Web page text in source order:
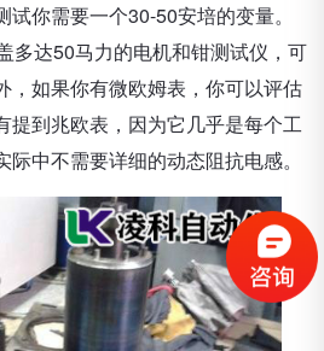
你需要一个30-50安培的变量。
多达50马力的电机和钳测试仪，可
，如果你有微欧姆表，你可以评估
提到兆欧表，因为它几乎是每个工
中不需要详细的动态阻抗电感。